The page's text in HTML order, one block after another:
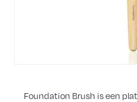
Foundation Brush is een